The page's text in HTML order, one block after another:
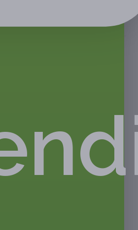
Гарантии Адреса Вопросы
в электронном или
неограниченное количество
посещение сеансов
всего тела в течение
9900 руб.)
посещение сеансов
всего тела в течение
15 900 руб.)
посещение сеансов
всего тела в течение
20 900 руб.)